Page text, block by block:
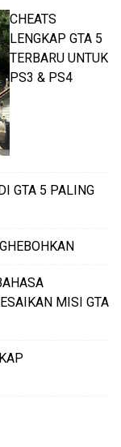
CHEATS
LENGKAP GTA 5
TERBARU UNTUK
PS3 & PS4
GTA 5 PALING
MISI GTA